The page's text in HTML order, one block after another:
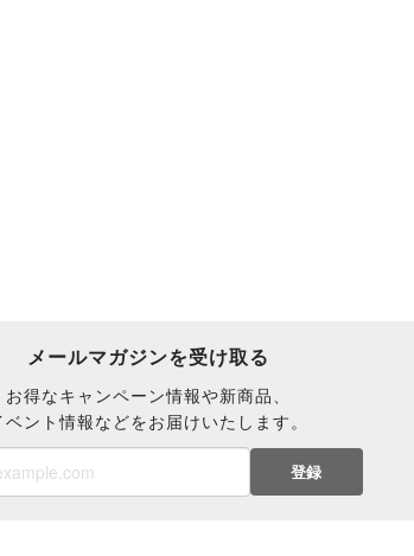
メールマガジンを受け取る
お得なキャンペーン情報や新商品、
ベント情報などをお届けいたします。
登録